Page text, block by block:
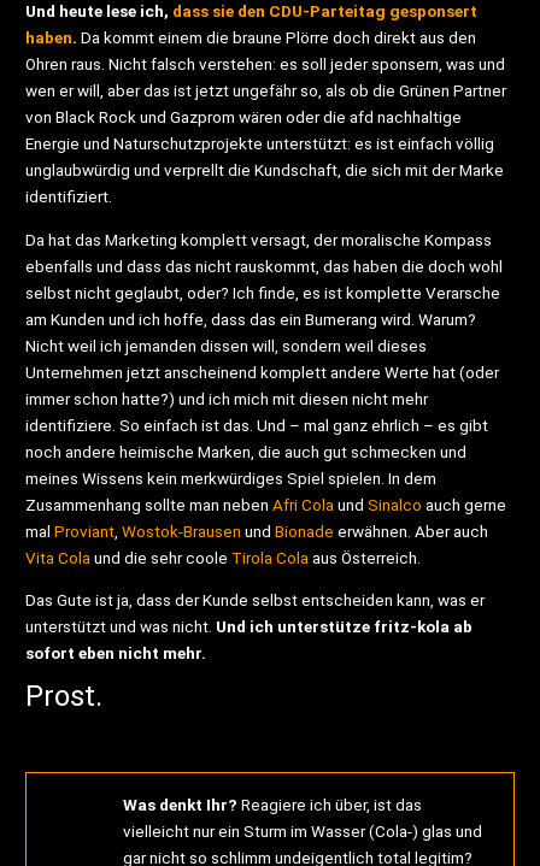
Und heute lese ich, dass sie den CDU-Parteitag gesponsert
haben. Da kommt einem die braune Plörre doch direkt aus den
Ohren raus. Nicht falsch verstehen: es soll jeder sponsern, was und
wen er will, aber das ist jetzt ungefähr so, als ob die Grünen Partner
von Black Rock und Gazprom wären oder die afd nachhaltige
Energie und Naturschutzprojekte unterstützt: es ist einfach völlig
unglaubwürdig und verprellt die Kundschaft, die sich mit der Marke
identifiziert.
Da hat das Marketing komplett versagt, der moralische Kompass
ebenfalls und dass das nicht rauskommt, das haben die doch wohl
selbst nicht geglaubt, oder? Ich finde, es ist komplette Verarsche
am Kunden und ich hoffe, dass das ein Bumerang wird. Warum?
Nicht weil ich jemanden dissen will, sondern weil dieses
Unternehmen jetzt anscheinend komplett andere Werte hat (oder
immer schon hatte?) und ich mich mit diesen nicht mehr
identifiziere. So einfach ist das. Und – mal ganz ehrlich – es gibt
noch andere heimische Marken, die auch gut schmecken und
meines Wissens kein merkwürdiges Spiel spielen. In dem
Zusammenhang sollte man nebenAfri Cola undSinalco auch gerne
malProviant ,Wostok-Brausen undBionade erwähnen. Aber auch
Vita Cola und die sehr coole Tirola Cola aus Österreich.
Das Gute ist ja, dass der Kunde selbst entscheiden kann, was er
unterstützt und was nicht. Und ich unterstütze fritz-kola ab
sofort eben nicht mehr.
Prost.
Was denkt Ihr? Reagiere ich über, ist das
vielleicht nur ein Sturm im Wasser (Cola-) glas und
gar nicht so schlimm undeigentlich total legitim?